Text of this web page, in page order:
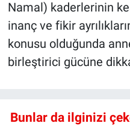
Namal) kaderlerinin
inanç ve fikir
konusu olduğunda
birleştirici gücüne
Bunlar da ilginizi